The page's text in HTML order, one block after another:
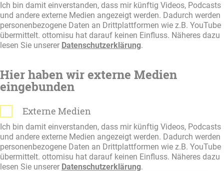
Ich bin damit einverstanden, dass mir künftig Videos, Podcasts
und andere externe Medien angezeigt werden. Dadurch werden
personenbezogene Daten an Drittplattformen wie z.B. YouTube
übermittelt. ottomisu hat darauf keinen Einfluss. Näheres dazu
lesen Sie unserer Datenschutzerklärung.
Hier haben wir externe Medien
eingebunden
Externe Medien
Ich bin damit einverstanden, dass mir künftig Videos, Podcasts
und andere externe Medien angezeigt werden. Dadurch werden
personenbezogene Daten an Drittplattformen wie z.B. YouTube
übermittelt. ottomisu hat darauf keinen Einfluss. Näheres dazu
lesen Sie unserer Datenschutzerklärung.